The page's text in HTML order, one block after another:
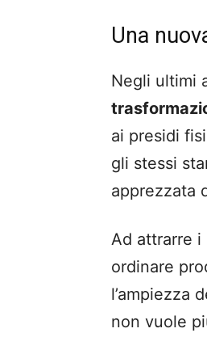
Una
Negli ultimi
ai presidi
gli stessi
apprezzata
Ad attrarre i
ordinare
l’ampiezza
non vuole